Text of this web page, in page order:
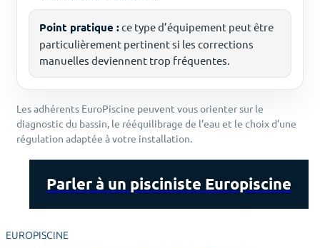
Point pratique :ce type d’équipement peut être
particulièrement pertinent si les corrections
manuelles deviennent trop fréquentes.
Les adhérents EuroPiscine peuvent vous orienter sur le
diagnostic du bassin, le rééquilibrage de l’eau et le choix d’une
régulation adaptée à votre installation.
Parler à un pisciniste Europiscine
EUROPISCINE